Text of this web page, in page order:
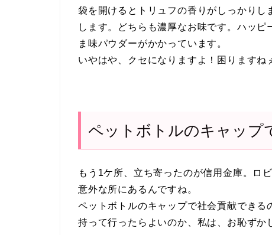
袋を開けるとトリュフの香りがしっかり
します。どちらも濃厚なお味です。ハッ
ま味パウダーがかかっています。
いやはや、クセになりますよ！困りますね
ペットボトルのキャップ
もう1ケ所、立ち寄ったのが信用金庫。ロ
意外な所にあるんですね。
ペットボトルのキャップで社会貢献でき
持って行ったらよいのか、私は、お恥ずか